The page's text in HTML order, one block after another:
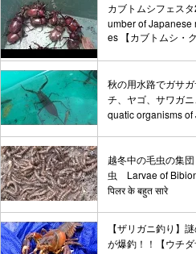
カブトムシフェス
umber of Japanese
es 【カブトムシ・
秋の用水路でガサ
チ、ヤゴ、サワ
quatic organisms of
越冬中の毛虫の集
虫 Larvae of
पिलर के बहुत सारे
【ザリガニ釣り】
が爆釣！！【ウチ